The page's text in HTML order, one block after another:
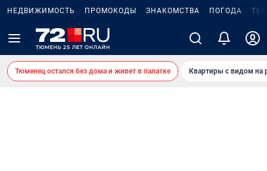
НЕДВИЖИМОСТЬ ПРОМОКОДЫ ЗНАКОМСТВА ПОГОДА
Тюменец остался без дома и живет в палатке Квартиры с видом на